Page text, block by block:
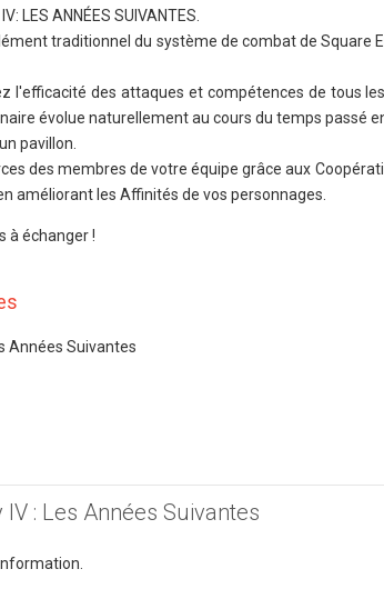
LES ANNÉES SUIVANTES.
traditionnel du système de combat de Square
l'efficacité des attaques et compétences de tous
évolue naturellement au cours du temps passé
pavillon.
des membres de votre équipe grâce aux
améliorant les Affinités de vos personnages.
à échanger !
Années Suivantes
: Les Années Suivantes